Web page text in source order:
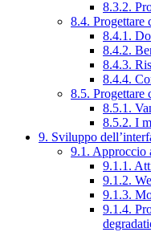
8.3.2.
8.4. Progettare
8.4.1.
8.4.2.
8.4.3.
8.4.4.
8.5. Progettare
8.5.1.
8.5.2. I
9. Sviluppo
9.1. Approccio
9.1.1.
9.1.2.
9.1.3.
9.1.4.